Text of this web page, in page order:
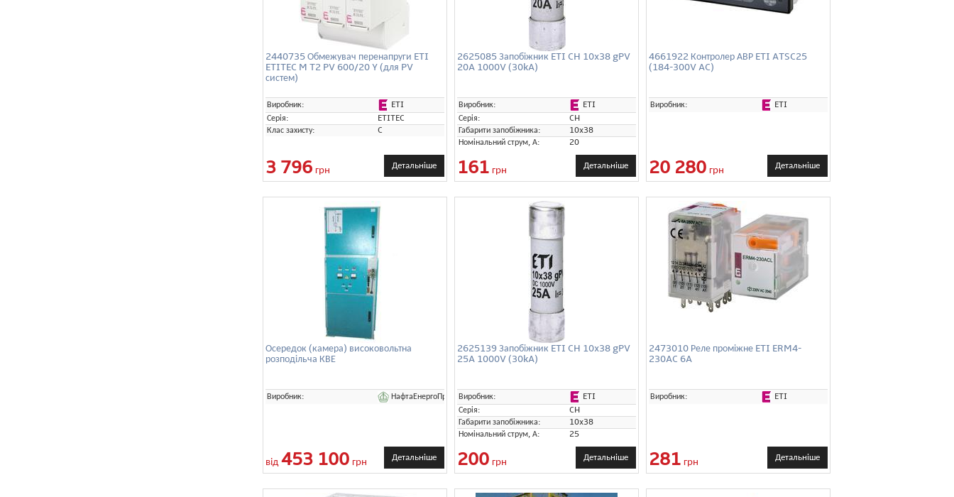
2440735 Обмежувач перенапруги ETI
ETITEC M T2 PV 600/20 Y (для PV
систем)
Виробник:
ETI
Серія:
ETITEC
Клас захисту:
C
3 796 грн Детальніше
2625085 Запобіжник ETI CH 10x38 gPV
20A 1000V (30kA)
Виробник:
ETI
Серія:
CH
Габарити запобіжника:
10x38
Номінальний струм, А:
20
161 грн Детальніше
4661922 Контролер АВР ETI ATSC25
(184-300V AC)
Виробник: ETI
20 280 грн Детальніше
Осередок (камера) високовольтна
розподільча КВЕ
Виробник: НафтаЕнергоПром
від453 100 грн Детальніше
2625139 Запобіжник ETI CH 10x38 gPV
25A 1000V (30kA)
Виробник:
ETI
Серія:
CH
Габарити запобіжника:
10x38
Номінальний струм, А:
25
200 грн Детальніше
2473010 Реле проміжне ETI ERM4-
230AC 6A
Виробник: ETI
281 грн Детальніше